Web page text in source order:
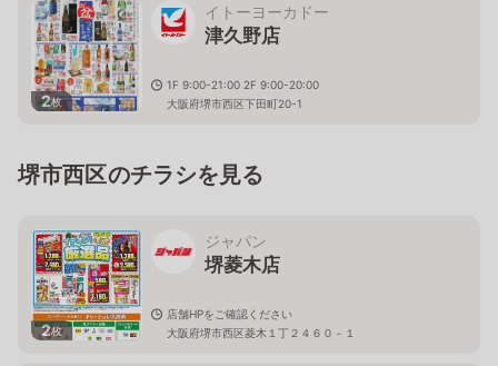
2枚
イトーヨーカドー
津久野店
1F 9:00-21:00 2F 9:00-20:00
大阪府堺市西区下田町20-1
堺市西区のチラシを見る
2枚
ジャパン
堺菱木店
店舗HPをご確認ください
大阪府堺市西区菱木１丁２４６０－１